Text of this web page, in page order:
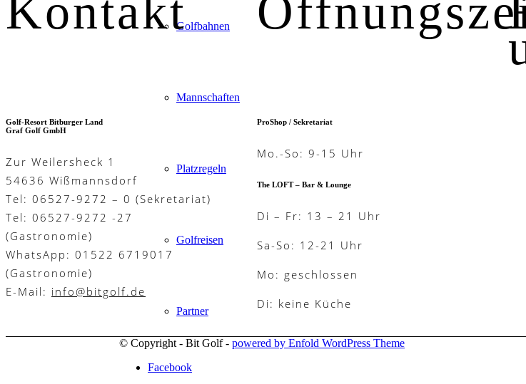
Golfbahnen
Mannschaften
Platzregeln
Golfreisen
Partner
Kontakt
Golf-Resort Bitburger Land
Graf Golf GmbH
Zur Weilersheck 1
54636 Wißmannsdorf
Tel: 06527-9272 – 0 (Sekretariat)
Tel: 06527-9272 -27
(Gastronomie)
WhatsApp: 01522 6719017
(Gastronomie)
E-Mail: info@bitgolf.de
ProShop / Sekretariat
Mo.-So: 9-15 Uhr
The LOFT – Bar & Lounge
Di – Fr: 13 – 21 Uhr
Sa-So: 12-21 Uhr
Mo: geschlossen
Di: keine Küche
© Copyright - Bit Golf - powered by Enfold WordPress Theme
Facebook